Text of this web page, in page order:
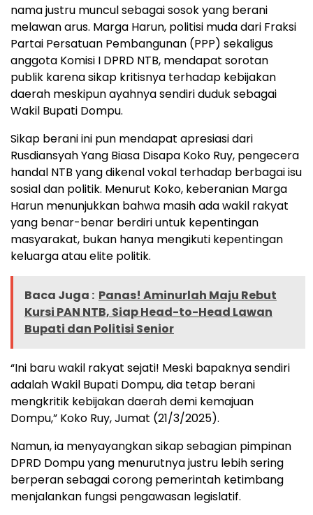
nama justru muncul sebagai sosok yang berani
melawan arus. Marga Harun, politisi muda dari Fraksi
Partai Persatuan Pembangunan (PPP) sekaligus
anggota Komisi I DPRD NTB, mendapat sorotan
publik karena sikap kritisnya terhadap kebijakan
daerah meskipun ayahnya sendiri duduk sebagai
Wakil Bupati Dompu.
Sikap berani ini pun mendapat apresiasi dari
Rusdiansyah Yang Biasa Disapa Koko Ruy, pengecera
handal NTB yang dikenal vokal terhadap berbagai isu
sosial dan politik. Menurut Koko, keberanian Marga
Harun menunjukkan bahwa masih ada wakil rakyat
yang benar-benar berdiri untuk kepentingan
masyarakat, bukan hanya mengikuti kepentingan
keluarga atau elite politik.
Baca Juga : Panas! Aminurlah Maju Rebut
Kursi PAN NTB, Siap Head-to-Head Lawan
Bupati dan Politisi Senior
“Ini baru wakil rakyat sejati! Meski bapaknya sendiri
adalah Wakil Bupati Dompu, dia tetap berani
mengkritik kebijakan daerah demi kemajuan
Dompu,” Koko Ruy, Jumat (21/3/2025).
Namun, ia menyayangkan sikap sebagian pimpinan
DPRD Dompu yang menurutnya justru lebih sering
berperan sebagai corong pemerintah ketimbang
menjalankan fungsi pengawasan legislatif.